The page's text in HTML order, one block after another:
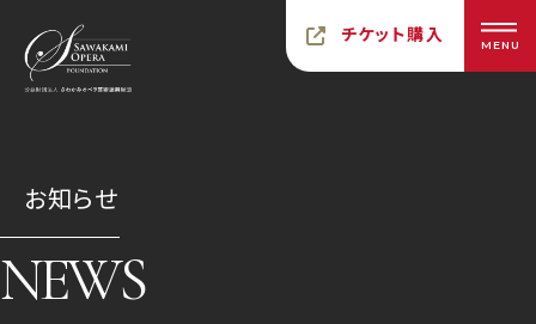
チケット購入 MENU
お知らせ
NEWS